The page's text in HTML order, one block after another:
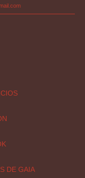
DE GAIA